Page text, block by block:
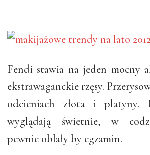
Fendi stawia na jeden mocny
ekstrawaganckie rzęsy.
odcieniach złota i platyny.
wyglądają świetnie, w
pewnie oblały by egzamin.